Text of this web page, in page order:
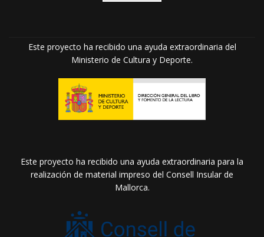
Este proyecto ha recibido una ayuda extraordinaria del
Ministerio de Cultura y Deporte.
Este proyecto ha recibido una ayuda extraordinaria para la
realización de material impreso del Consell Insular de
Mallorca.